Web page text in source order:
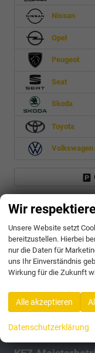
Nissan
Opel
Peugeot
Seat
Skoda
Toyota
Volkswagen
175 Fahrzeuge
Wir
Unsere Website setzt
bereitzustellen. Hierbei
nur die Daten für
uns Ihr Einverständnis
Wirkung für die Zukunft
Alle akzeptieren
Datenschutzerklärung